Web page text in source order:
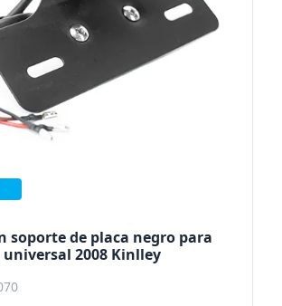
soporte de placa negro para
2008 Kinlley